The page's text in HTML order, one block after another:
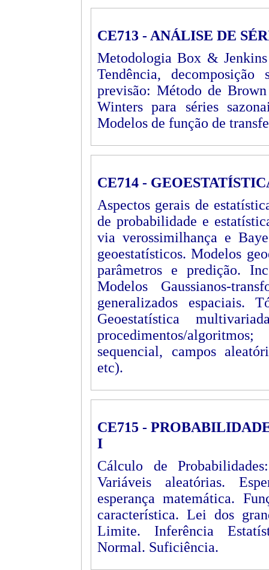
CE713 - ANÁLISE DE
Metodologia Box &
Tendência,
previsão: Método de
Winters para séries
Modelos de função de
CE714 -
Aspectos gerais de
de probabilidade e
via verossimilhança e
geoestatísticos. Modelos
parâmetros e predição.
Modelos Gaussianos-
generalizados espaciais.
Geoestatística
procedimentos/
sequencial, campos
etc).
CE715 -
I
Cálculo de
Variáveis aleatórias.
esperança matemática.
característica. Lei dos
Limite. Inferência
Normal. Suficiência.